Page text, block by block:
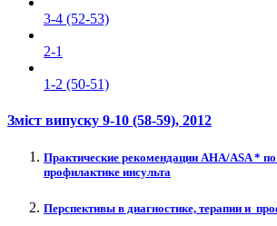
3-4 (52-53)
2-1
1-2 (50-51)
Зміст випуску 9-10 (58-59), 2012
Практические рекомендации АHA/ASA *
профилактике инсульта
Перспективы в диагностике, терапии и